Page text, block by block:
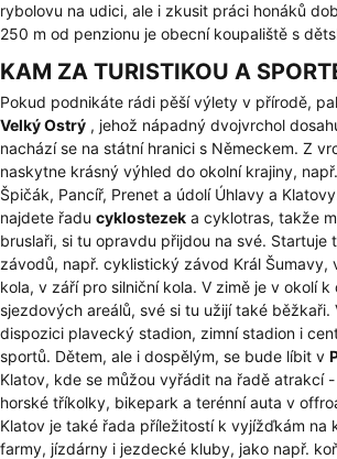
rybolovu na udici, ale i zkusit práci honáků
250 m od penzionu je obecní koupaliště s
KAM ZA TURISTIKOU A
Pokud podnikáte rádi pěší výlety v přírodě,
Velký Ostrý , jehož nápadný dvojvrchol
nachází se na státní hranici s Německem. Z
naskytne krásný výhled do okolní krajiny,
Špičák, Pancíř, Prenet a údolí Úhlavy a
najdete řadu cyklostezek a cyklotras, takže
bruslaři, si tu opravdu přijdou na své. Startuje
závodů, např. cyklistický závod Král Šumavy,
kola, v září pro silniční kola. V zimě je v okolí
sjezdových areálů, své si tu užijí také běžkaři.
dispozici plavecký stadion, zimní stadion i
sportů. Dětem, ale i dospělým, se bude líbit v
Klatov, kde se můžou vyřádit na řadě atrakcí
horské tříkolky, bikepark a terénní auta v
Klatov je také řada příležitostí k vyjížďkám na
farmy, jízdárny i jezdecké kluby, jako např.